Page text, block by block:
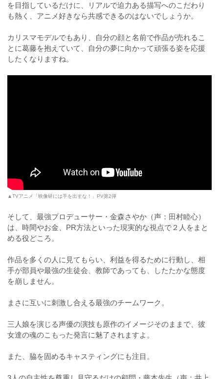
を目指しているだけに、リアルで迫力ある描写へのこだわり
も熱く、アニメ好きなら共感できるのはないでしょうか。
カリスマモデルでもあり、自分の顔と名前で作品が売れるこ
とに葛藤を抱えていて、自分の夢に向かって頑張る姿を応援
したくなりますね。
▲TVアニメ「映像研には手を出すな！」PV第2弾
そして、最強プロデューサー・金森さやか（声：田村睦心）
は、時間やお金、PR方法といった現実的な視点で２人をまと
める役どころ。
作品を多くの人に見てもらい、利益を得るために行動し、相
手が部員や最強の生徒会、教師であっても、したたかな態度
を崩しません。
まさに互いに刺激し合える最強のチームワーク。
三人娘を演じる声優の演技も原作のイメージそのままで、彼
女達の魂のこもった発言に魅了されますよ。
また、脇を固めるキャスティングにも注目。